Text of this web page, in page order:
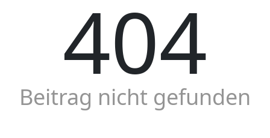
404
Beitrag nicht gefunden